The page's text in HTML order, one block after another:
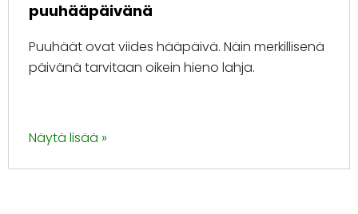
puuhääpäivänä
Puuhäät ovat viides hääpäivä. Näin merkillisenä
päivänä tarvitaan oikein hieno lahja.
Näytä lisää »